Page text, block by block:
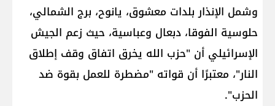
وشمل الإنذار بلدات معشوق، يانوح، برج الشمالي،
حلوسية الفوقا، دبعال وعباسية، حيث زعم الجيش
الإسرائيلي أن "حزب الله يخرق اتفاق وقف إطلاق
النار"، معتبرًا أن قواته "مضطرة للعمل بقوة ضد
الحزب".